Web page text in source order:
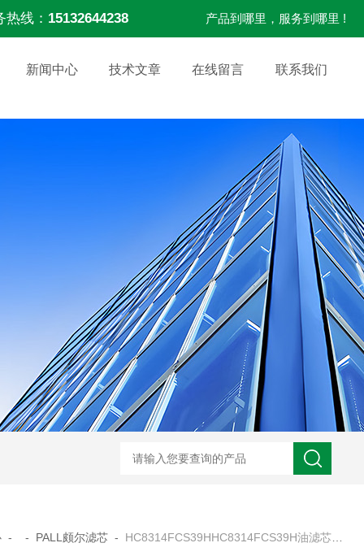
热线： 15132644238 产品到哪里，服务到哪里 !
新闻中心 技术文章 在线留言 联系我们
0250DN010BN4HC液压油滤芯 CST71005离心机滤芯 RFA-630*10/
- - PALL颇尔滤芯 - HC8314FCS39HHC8314FCS39H油滤芯PALL滤芯